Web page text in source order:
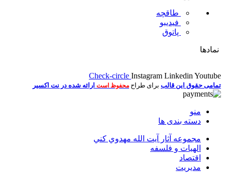
طاقچه
فیدیبو
پاتوق
نمادها
Check-circle Instagram Linkedin Youtube
تمامی حقوق این قالب برای طراح محفوظ است ارائه شده در نت اکسیر
منو
دسته بندی ها
مجموعه آثار آيت الله مهدوي كني
الهیات و فلسفه
اقتصاد
مديريت